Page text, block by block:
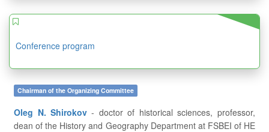
Conference program
Chairman of the Organizing Committee
Oleg N. Shirokov
dean of the History and Geography Department at FSBEI of HE